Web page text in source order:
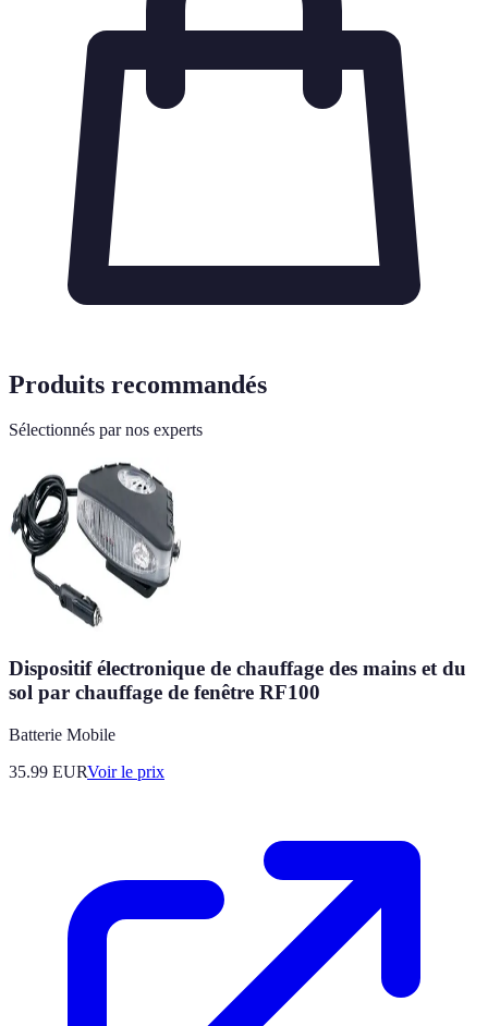
Produits recommandés
Sélectionnés par nos experts
Dispositif électronique de chauffage des mains et du
sol par chauffage de fenêtre RF100
Batterie Mobile
35.99 EURVoir le prix